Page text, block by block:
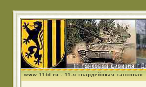
www.11td.ru - 11-я гвардейская танковая...